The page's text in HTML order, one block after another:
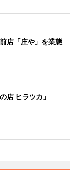
店「庄や」を業態
店 ヒラツカ」